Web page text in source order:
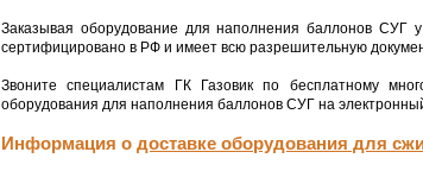
Заказывая оборудование для наполнения баллонов СУГ
сертифицировано в РФ и имеет всю разрешительную
Звоните специалистам ГК Газовик по бесплатному
оборудования для наполнения баллонов СУГ на
Информация о доставке оборудования для